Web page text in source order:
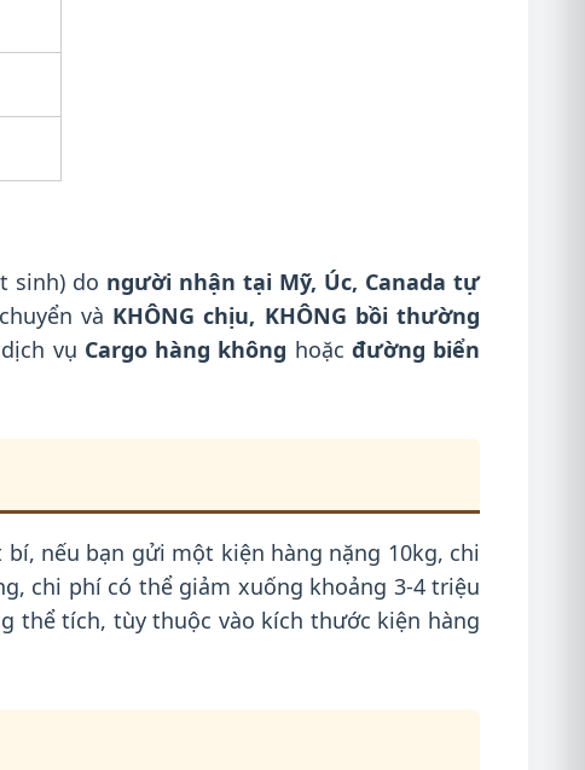
sinh) do người nhận tại Mỹ, Úc, Canada tự
và KHÔNG chịu, KHÔNG bồi thường
vụ Cargo hàng không hoặc đường biển
nếu bạn gửi một kiện hàng nặng 10kg, chi
chi phí có thể giảm xuống khoảng 3-4 triệu
thể tích, tùy thuộc vào kích thước kiện hàng